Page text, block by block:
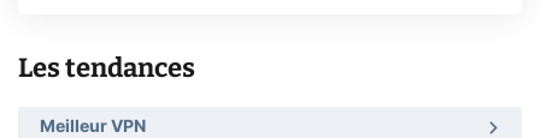
Les tendances
Meilleur VPN